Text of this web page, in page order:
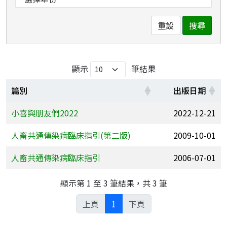
重設 搜尋
顯示
筆結果
篇別
出版日期
小喜與朋友們2022
2022-12-21
人畜共通傳染病臨床指引(第二版)
2009-10-01
人畜共通傳染病臨床指引
2006-07-01
顯示第 1 至 3 筆結果，共 3 筆
上頁
1 下頁